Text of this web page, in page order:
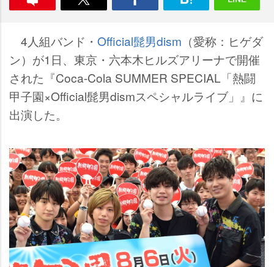
4人組バンド・ Official髭男dism （愛称：ヒゲダ
ン）が1日、東京・六本木ヒルズアリーナで開催
された『Coca-Cola SUMMER SPECIAL「熱闘
甲子園×Official髭男dismスペシャルライブ」』に
出演した。